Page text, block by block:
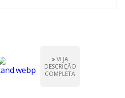
VEJA
DESCRIÇÃO
COMPLETA